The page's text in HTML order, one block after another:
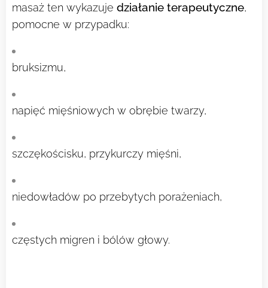
masaż ten wykazuje działanie terapeutyczne,
pomocne w przypadku:
bruksizmu,
napięć mięśniowych w obrębie twarzy,
szczękościsku, przykurczy mięśni,
niedowładów po przebytych porażeniach,
częstych migren i bólów głowy.